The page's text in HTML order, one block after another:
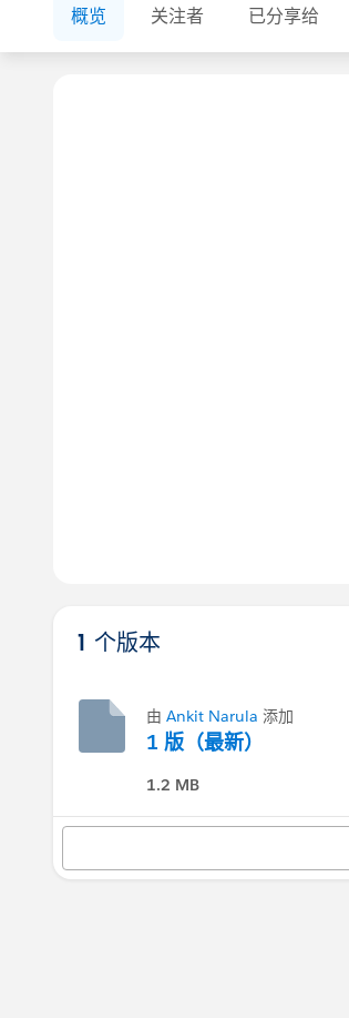
概览 关注者 已分享给
1 个版本
由 Ankit Narula 添加
1 版（最新）
1.2 MB